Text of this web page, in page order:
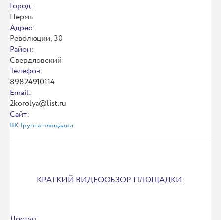
Город:
Пермь
Адрес:
Революции, 30
Район:
Свердловский
Телефон:
89824910114
Email:
2korolya@list.ru
Сайт:
ВК Группа площадки
КРАТКИЙ ВИДЕООБЗОР ПЛОЩАДКИ: